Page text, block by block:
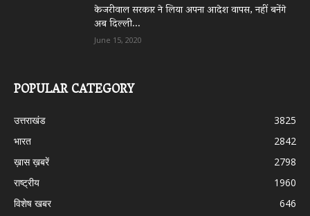
केजरीवाल सरकार ने लिया अपना आदेश वापस, नहीं बनेंगे
अब दिल्ली...
June 15, 2020
POPULAR CATEGORY
उत्तराखंड
3825
भारत
2842
ख़ास ख़बरें
2798
राष्ट्रीय
1960
विशेष खबर
646